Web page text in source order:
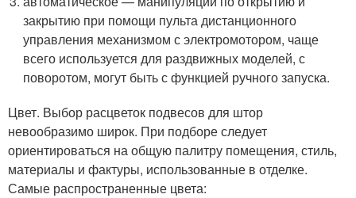
закрытию при помощи пульта дистанционного
управления механизмом с электромотором, чаще
всего используется для раздвижных моделей, с
поворотом, могут быть с функцией ручного запуска.
Цвет. Выбор расцветок подвесов для штор
невообразимо широк. При подборе следует
ориентироваться на общую палитру помещения, стиль,
материалы и фактуры, использованные в отделке.
Самые распространенные цвета: